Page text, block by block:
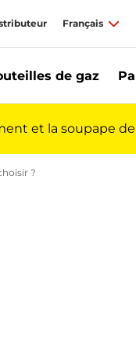
Français
de gaz
et la soupape
?